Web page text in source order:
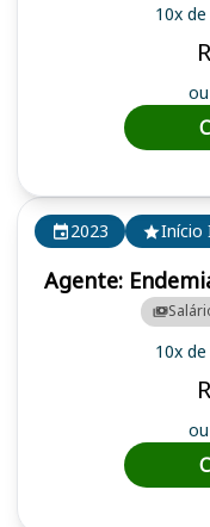
2023 Início
Agente:
10x de
10x de